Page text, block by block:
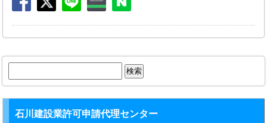
検
索:
石川建設業許可申請代理センター